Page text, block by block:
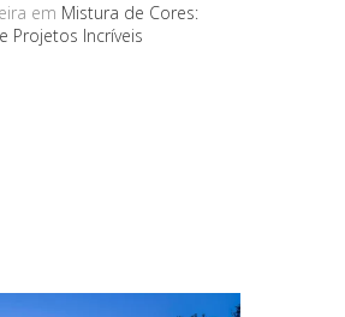
em Mistura de Cores:
Projetos Incríveis